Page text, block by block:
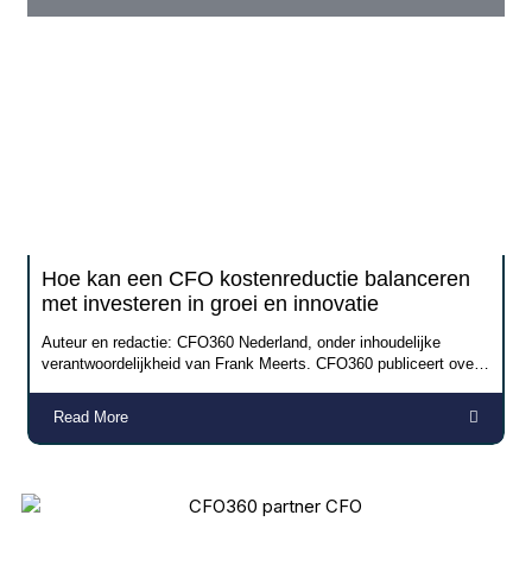
Hoe kan een CFO kostenreductie balanceren
met investeren in groei en innovatie
Auteur en redactie: CFO360 Nederland, onder inhoudelijke
verantwoordelijkheid van Frank Meerts. CFO360 publiceert over
Read More